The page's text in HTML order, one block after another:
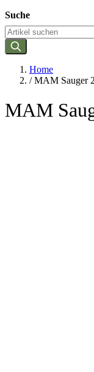
Suche
Home
/ MAM Sauger
MAM